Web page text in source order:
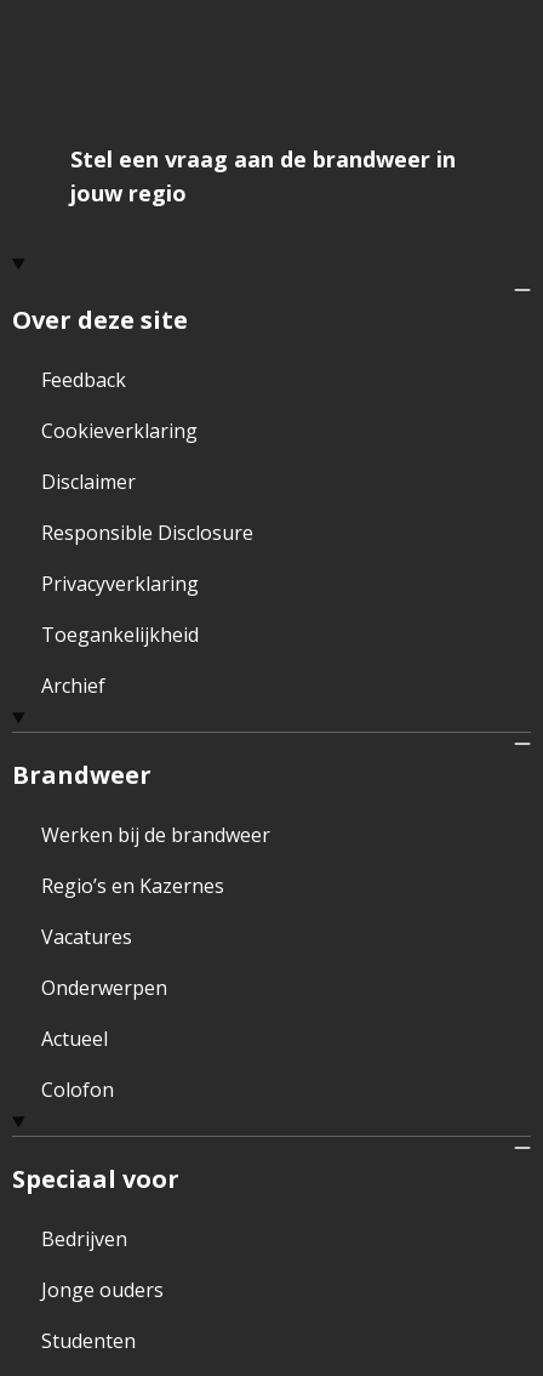
Over deze site
Feedback
Cookieverklaring
Disclaimer
Responsible Disclosure
Privacyverklaring
Toegankelijkheid
Archief
Brandweer
Werken bij de brandweer
Regio’s en Kazernes
Vacatures
Onderwerpen
Actueel
Colofon
Speciaal voor
Bedrijven
Jonge ouders
Studenten
Stel een vraag aan de brandweer in
jouw regio